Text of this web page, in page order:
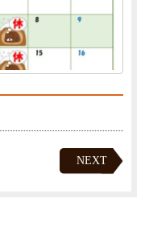
NEXT